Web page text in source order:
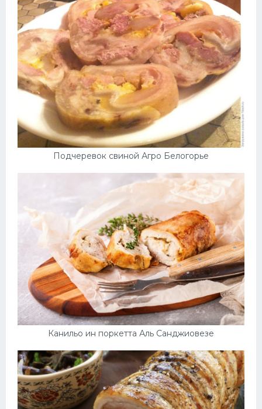
Подчеревок свиной Агро Белогорье
Канильо ин поркетта Аль Санджиовезе